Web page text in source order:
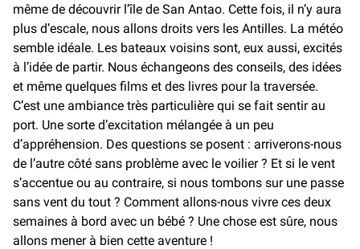
même de découvrir l’île de San Antao. Cette fois, il n’y aura
plus d’escale, nous allons droits vers les Antilles. La météo
semble idéale. Les bateaux voisins sont, eux aussi, excités
à l’idée de partir. Nous échangeons des conseils, des idées
et même quelques films et des livres pour la traversée.
C’est une ambiance très particulière qui se fait sentir au
port. Une sorte d’excitation mélangée à un peu
d’appréhension. Des questions se posent : arriverons-nous
de l’autre côté sans problème avec le voilier ? Et si le vent
s’accentue ou au contraire, si nous tombons sur une passe
sans vent du tout ? Comment allons-nous vivre ces deux
semaines à bord avec un bébé ? Une chose est sûre, nous
allons mener à bien cette aventure !